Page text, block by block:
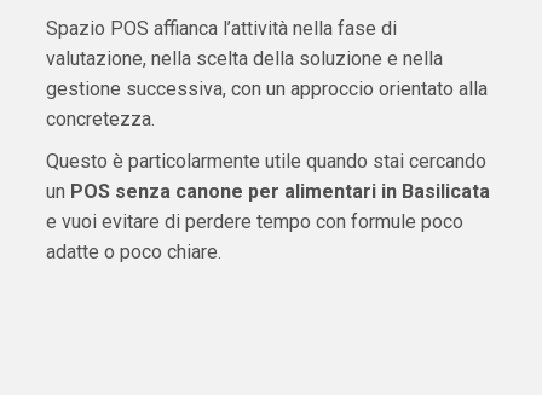
Spazio POS affianca l’attività nella fase di
valutazione, nella scelta della soluzione e nella
gestione successiva, con un approccio orientato alla
concretezza.
Questo è particolarmente utile quando stai cercando
un POS senza canone per alimentari in Basilicata
e vuoi evitare di perdere tempo con formule poco
adatte o poco chiare.